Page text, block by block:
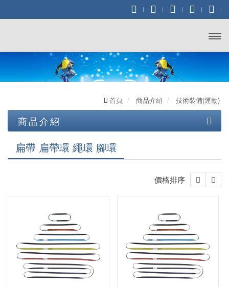
首頁 商品介紹 技術裝備(運動)
商品介紹
技術裝備 (工業/消防)
鉤環 連接環
全身式吊帶
繩索，挽索，牛尾繩
固定點
技術裝備(運動)
投擲器/豆袋/投擲繩/袋
全身式安全吊帶
雪地、冰攀裝備
扁帶 扁帶環 繩環 腳環
價格排序